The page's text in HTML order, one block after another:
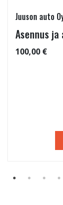
Juuson auto
Asennus
100,00 €